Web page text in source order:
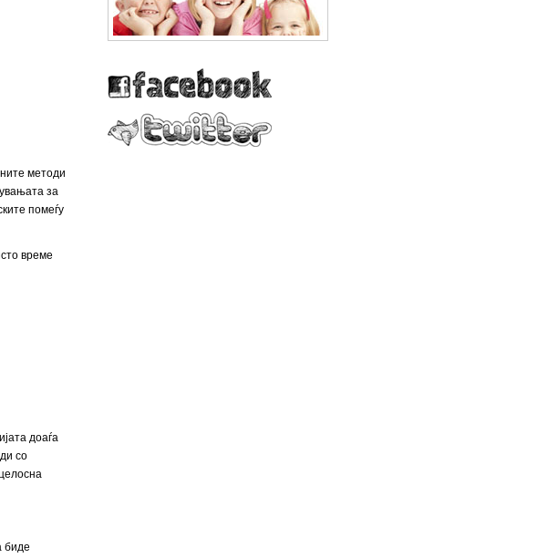
методи
за
помеѓу
време
доаѓа
со
биде